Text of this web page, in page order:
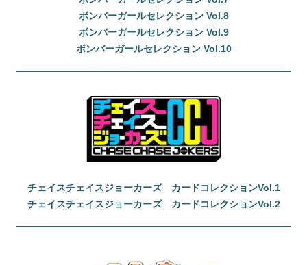
ボンバーガールセレクション Vol.8
ボンバーガールセレクション Vol.9
ボンバーガールセレクション Vol.10
チェイスチェイスジョーカーズ カードコレクションVol.1
チェイスチェイスジョーカーズ カードコレクションVol.2